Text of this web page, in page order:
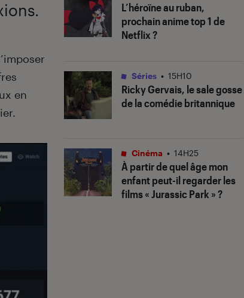
en
L’héroïne au ruban,
prochain anime top 1 de
Netflix ?
Ricky Gervais, le sale gosse
de la comédie britannique
Séries • 15H10
À partir de quel âge mon
enfant peut-il regarder les
films « Jurassic Park » ?
Cinéma • 14H25